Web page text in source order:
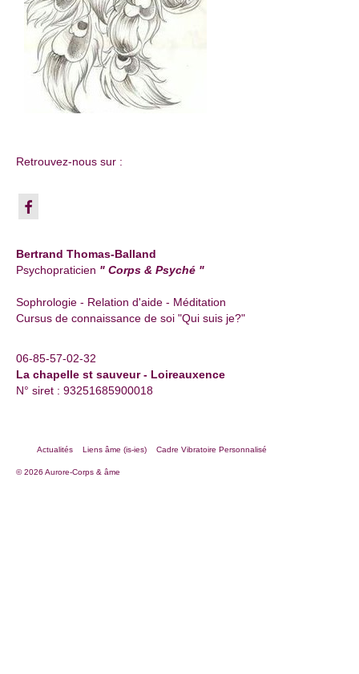
Retrouvez-nous sur :
Bertrand Thomas-Balland
Psychopraticien " Corps & Psyché "
Sophrologie - Relation d'aide - Méditation
Cursus de connaissance de soi "Qui suis je?"
06-85-57-02-32
La chapelle st sauveur - Loireauxence
N° siret : 93251685900018
Actualités Liens âme (is-ies) Cadre Vibratoire Personnalisé
© 2026 Aurore-Corps & âme